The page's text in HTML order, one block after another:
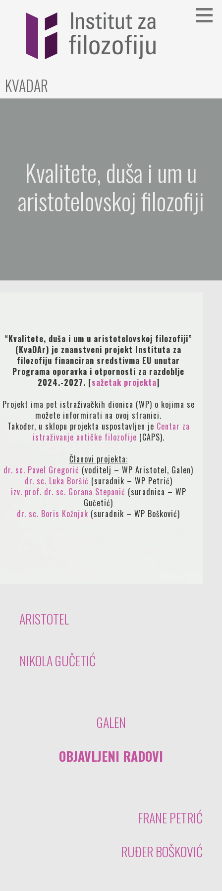
KVADAR
Kvalitete, duša i um u
aristotelovskoj filozofiji
“Kvalitete, duša i um u aristotelovskoj filozofiji”
(KvaDAr) je znanstveni projekt Instituta za
filozofiju financiran sredstivma EU unutar
Programa oporavka i otpornosti za razdoblje
2024.-2027. [sažetak projekta]
Projekt ima pet istraživačkih dionica (WP) o kojima se
možete informirati na ovoj stranici.
Također, u sklopu projekta uspostavljen je Centar za
istraživanje antičke filozofije (CAPS).
Članovi projekta:
dr. sc. Pavel Gregorić (voditelj – WP Aristotel, Galen)
dr. sc. Luka Boršić (suradnik – WP Petrić)
izv. prof. dr. sc. Gorana Stepanić (suradnica – WP
Gučetić)
dr. sc. Boris Kožnjak (suradnik – WP Bošković)
ARISTOTEL
NIKOLA GUČETIĆ
GALEN
OBJAVLJENI RADOVI
FRANE PETRIĆ
RUĐER BOŠKOVIĆ